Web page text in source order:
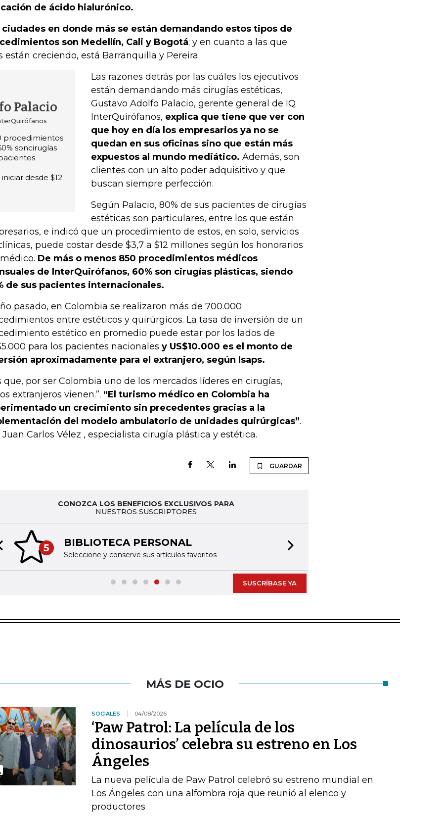
de ácido hialurónico.
ciudades en donde más se están demandando estos tipos de
son Medellín, Cali y Bogotá; y en cuanto a las que
están creciendo, está Barranquilla y Pereira.
Palacio
procedimientos
soncirugías
desde $12
Las razones detrás por las cuáles los ejecutivos
están demandando más cirugías estéticas,
Gustavo Adolfo Palacio, gerente general de IQ
InterQuirófanos, explica que tiene que ver con
que hoy en día los empresarios ya no se
quedan en sus oficinas sino que están más
expuestos al mundo mediático. Además, son
clientes con un alto poder adquisitivo y que
buscan siempre perfección.
Según Palacio, 80% de sus pacientes de cirugías
estéticas son particulares, entre los que están
e indicó que un procedimiento de estos, en solo, servicios
puede costar desde $3,7 a $12 millones según los honorarios
De más o menos 850 procedimientos médicos
de InterQuirófanos, 60% son cirugías plásticas, siendo
de sus pacientes internacionales.
pasado, en Colombia se realizaron más de 700.000
entre estéticos y quirúrgicos. La tasa de inversión de un
estético en promedio puede estar por los lados de
para los pacientes nacionales y US$10.000 es el monto de
aproximadamente para el extranjero, según Isaps.
que, por ser Colombia uno de los mercados líderes en cirugías,
extranjeros vienen.”. “El turismo médico en Colombia ha
un crecimiento sin precedentes gracias a la
del modelo ambulatorio de unidades quirúrgicas”.
Carlos Vélez , especialista cirugía plástica y estética.
GUARDAR
CONOZCA LOS BENEFICIOS EXCLUSIVOS PARA
NUESTROS SUSCRIPTORES
5 BIBLIOTECA PERSONAL
Seleccione y conserve sus artículos favoritos
slide
SUSCRÍBASE YA
MÁS DE OCIO
SOCIALES 04/08/2026
‘Paw Patrol: La película de los
dinosaurios’ celebra su estreno en Los
Ángeles
La nueva película de Paw Patrol celebró su estreno mundial en
Los Ángeles con una alfombra roja que reunió al elenco y
productores